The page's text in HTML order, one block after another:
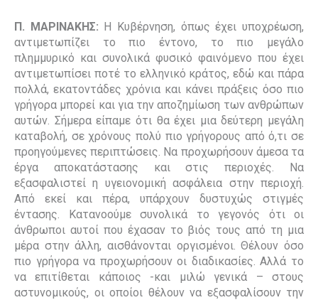
Π. ΜΑΡΙΝΑΚΗΣ: Η Κυβέρνηση, όπως έχει υποχρέωση,
αντιμετωπίζει το πιο έντονο, το πιο μεγάλο
πλημμυρικό και συνολικά φυσικό φαινόμενο που έχει
αντιμετωπίσει ποτέ το ελληνικό κράτος, εδώ και πάρα
πολλά, εκατοντάδες χρόνια και κάνει πράξεις όσο πιο
γρήγορα μπορεί και για την αποζημίωση των ανθρώπων
αυτών. Σήμερα είπαμε ότι θα έχει μια δεύτερη μεγάλη
καταβολή, σε χρόνους πολύ πιο γρήγορους από ό,τι σε
προηγούμενες περιπτώσεις. Να προχωρήσουν άμεσα τα
έργα αποκατάστασης και στις περιοχές. Να
εξασφαλιστεί η υγειονομική ασφάλεια στην περιοχή.
Από εκεί και πέρα, υπάρχουν δυστυχώς στιγμές
έντασης. Κατανοούμε συνολικά το γεγονός ότι οι
άνθρωποι αυτοί που έχασαν το βιός τους από τη μια
μέρα στην άλλη, αισθάνονται οργισμένοι. Θέλουν όσο
πιο γρήγορα να προχωρήσουν οι διαδικασίες. Αλλά το
να επιτίθεται κάποιος -και μιλώ γενικά – στους
αστυνομικούς, οι οποίοι θέλουν να εξασφαλίσουν την